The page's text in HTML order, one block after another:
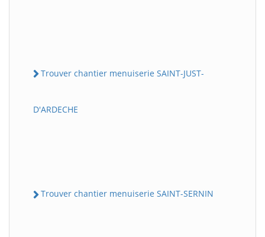
Trouver chantier menuiserie SAINT-JUST-
D'ARDECHE
Trouver chantier menuiserie SAINT-SERNIN